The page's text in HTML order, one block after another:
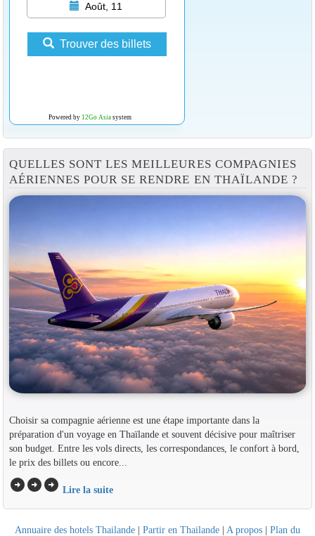
Août, 11
Trouver des billets
Powered by 12Go Asiasystem
QUELLES SONT LES MEILLEURES COMPAGNIES
AÉRIENNES POUR SE RENDRE EN THAÏLANDE ?
Choisir sa compagnie aérienne est une étape importante dans la
préparation d'un voyage en Thaïlande et souvent décisive pour maîtriser
son budget. Entre les vols directs, les correspondances, le confort à bord,
le prix des billets ou encore...
arrow_circle_rightarrow_circle_rightarrow_circle_right Lire la suite
Annuaire des hotels Thailande | Partir en Thailande | A propos | Plan du